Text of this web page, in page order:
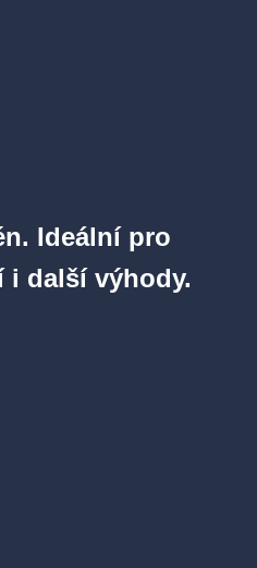
Ideální pro
i další výhody.